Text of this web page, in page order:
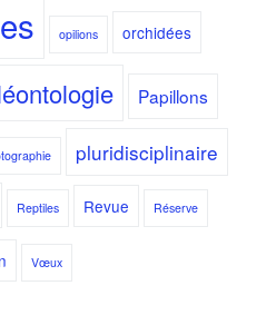
opilions orchidées
Papillons
pluridisciplinaire
Reptiles Revue Réserve
Vœux